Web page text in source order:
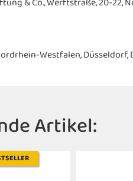
Westfalen,
Artikel: